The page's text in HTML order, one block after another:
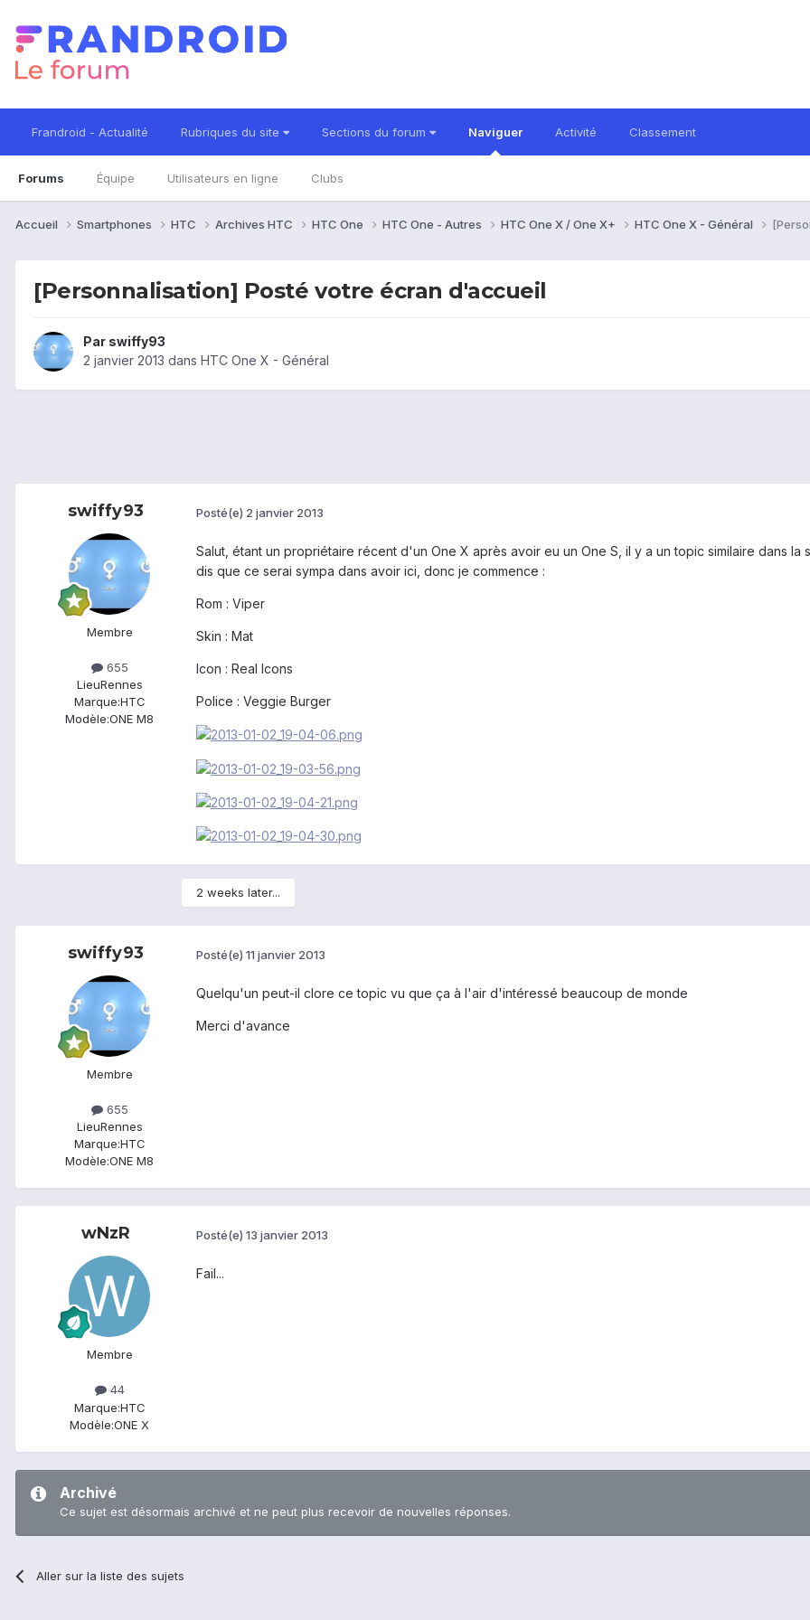
Frandroid - Actualité Rubriques du site Sections du forum Naviguer
Forums Équipe Utilisateurs en ligne Clubs
Activité Classement
Accueil Smartphones HTC Archives HTC HTC One HTC One - Autres HTC One X / One X+ HTC One X - Général
[Personnalisation] Posté votre écran d'accueil
Par swiffy93
2 janvier 2013 dans HTC One X - Général
swiffy93
Membre
655
LieuRennes
Marque:HTC
Modèle:ONE M8
Posté(e) 2 janvier 2013
Salut, étant un propriétaire récent d'un One X après avoir eu un One S, il y a un topic similaire dans
dis que ce serai sympa dans avoir ici, donc je commence :
Rom : Viper
Skin : Mat
Icon : Real Icons
Police : Veggie Burger
2 weeks later...
swiffy93
Membre
655
LieuRennes
Marque:HTC
Modèle:ONE M8
Posté(e) 11 janvier 2013
Quelqu'un peut-il clore ce topic vu que ça à l'air d'intéressé beaucoup de monde
Merci d'avance
wNzR
Membre
44
Marque:HTC
Modèle:ONE X
Posté(e) 13 janvier 2013
Fail...
Archivé
Ce sujet est désormais archivé et ne peut plus recevoir de nouvelles réponses.
Aller sur la liste des sujets